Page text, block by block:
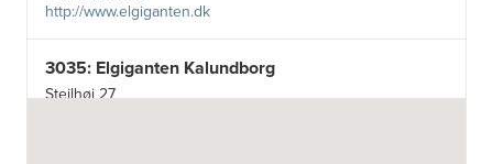
http://www.elgiganten.dk
3035: Elgiganten Kalundborg
Stejlhøj 27